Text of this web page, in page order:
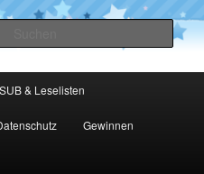
SUB & Leselisten
Gewinnen